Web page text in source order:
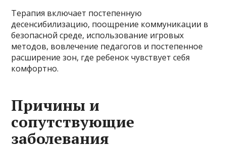
Терапия включает постепенную
десенсибилизацию, поощрение коммуникации в
безопасной среде, использование игровых
методов, вовлечение педагогов и постепенное
расширение зон, где ребенок чувствует себя
комфортно.
Причины и
сопутствующие
заболевания